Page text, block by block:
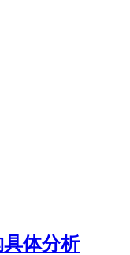
体分析